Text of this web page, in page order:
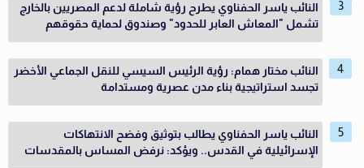
النائب ياسر الحفناوي يطرح رؤية شاملة لدعم المصريين بالخارج
تشمل "المعاش العابر للحدود" وصندوق لحماية حقوقهم
النائب مختار همام: رؤية الرئيس السيسي للنقل الجماعي الأخضر
تجسد استراتيجية بناء مدن عصرية ومستدامة
النائب ياسر الحفناوي يطالب بتوثيق وفضح الانتهاكات
الإسرائيلية في القدس.. ويؤكد: نرفض المساس بالمقدسات